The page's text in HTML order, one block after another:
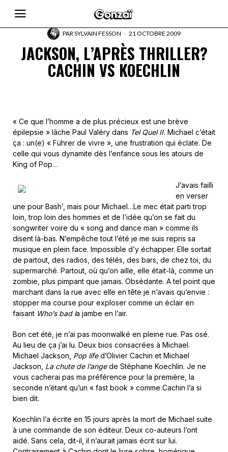
PARSYLVAIN FESSON 21 OCTOBRE 2009
JACKSON, L’APRÈS THRILLER?
CACHIN VS KOECHLIN
« Ce que l’homme a de plus précieux est une brève
épilepsie » lâche Paul Valéry dans Tel Quel II. Michael c’était
ça : un(e) « Führer de vivre », une frustration qui éclate. De
celle qui vous dynamite dès l’enfance sous les atours de
King of Pop…
J’avais failli
en verser
une pour Bash’, mais pour Michael…Le mec était parti trop
loin, trop loin des hommes et de l’idée qu’on se fait du
songwriter voire du « song and dance man » comme ils
disent là-bas. N’empêche tout l’été je me suis repris sa
musique en plein face. Impossible d’y échapper. Elle sortait
de partout, des radios, des télés, des bars, de chez toi, du
supermarché. Partout, où qu’on aille, elle était-là, comme un
zombie, plus pimpant que jamais. Obsédante. A tel point que
marchant dans la rue avec elle en tête je n’avais qu’envie :
stopper ma course pour exploser comme un éclair en
faisant Who’s bad la jambe en l’air.
Bon cet été, je n’ai pas moonwalké en pleine rue. Pas osé.
Au lieu de ça j’ai lu. Deux bios consacrées à Michael.
Michael Jackson, Pop lifed’Olivier Cachin et Michael
Jackson, La chute de l’angede Stéphane Koechlin. Je ne
vous cacherai pas ma préférence pour la première, la
seconde n’étant qu’un « fast book » comme Cachin l’a si
bien dit.
Koechlin l’a écrite en 15 jours après la mort de Michael suite
à une commande de son éditeur. Deux co-auteurs l’ont
aidé. Sans cela, dit-il, il n’aurait jamais écrit sur lui.